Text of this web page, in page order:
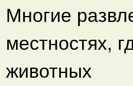
Многие
местностях,
животных